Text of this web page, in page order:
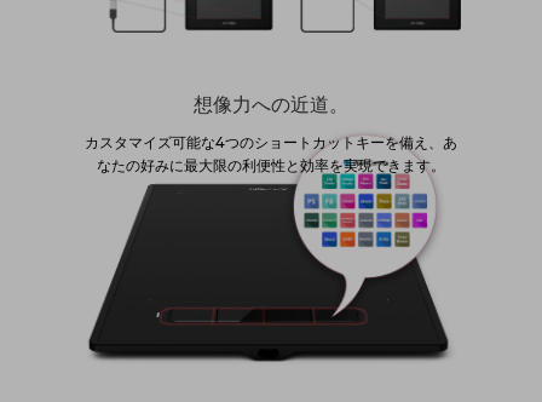
想像力への近道。
カスタマイズ可能な4つのショートカットキーを備え、あ
なたの好みに最大限の利便性と効率を実現できます。